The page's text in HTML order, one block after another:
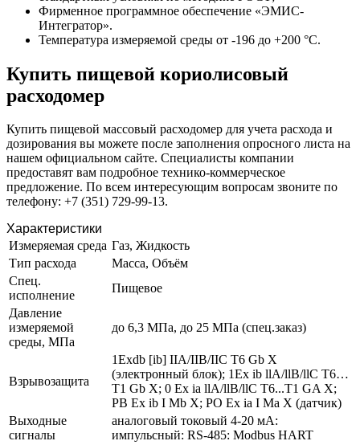
Фирменное программное обеспечение «ЭМИС-
Интегратор».
Температура измеряемой среды от -196 до +200 °C.
Купить пищевой кориолисовый
расходомер
Купить пищевой массовый расходомер для учета расхода и
дозирования вы можете после заполнения опросного листа на
нашем официальном сайте. Специалисты компании
предоставят вам подробное технико-коммерческое
предложение. По всем интересующим вопросам звоните по
телефону: +7 (351) 729-99-13.
Характеристики
Измеряемая среда Газ, Жидкость
Тип расхода
Масса, Объём
Спец.
исполнение
Пищевое
Давление
измеряемой
среды, МПа
до 6,3 МПа, до 25 МПа (спец.заказ)
Взрывозащита
1Exdb [ib] IIA/IIB/IIC T6 Gb X
(электронный блок); 1Ex ib llA/llB/llC T6…
T1 Gb X; 0 Ex ia llA/llB/llC T6...T1 GA X;
PB Ex ib I Mb X; PO Ex ia I Ma X (датчик)
Выходные
сигналы
аналоговый токовый 4-20 мА:
импульсный: RS-485: Modbus HART